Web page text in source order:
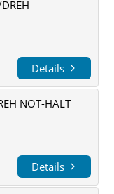
Details
NOT-HALT
Details